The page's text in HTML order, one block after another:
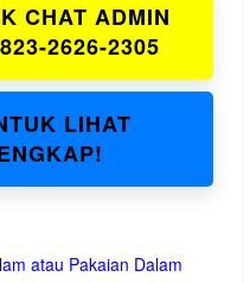
CHAT ADMIN
2626-2305
LIHAT
atau Pakaian Dalam